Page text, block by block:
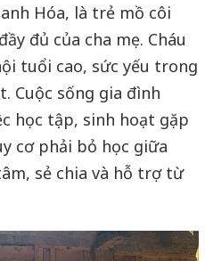
Hóa, là trẻ mồ côi
đủ của cha mẹ. Cháu
tuổi cao, sức yếu trong
Cuộc sống gia đình
học tập, sinh hoạt gặp
cơ phải bỏ học giữa
sẻ chia và hỗ trợ từ